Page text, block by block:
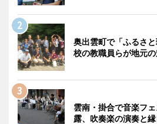
奥出雲町で「ふるさ
校の教職員らが地元
雲南・掛合で音楽フ
露、吹奏楽の演奏と